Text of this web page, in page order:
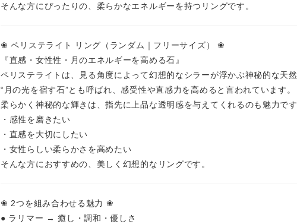
そんな方にぴったりの、柔らかなエネルギーを持つリングです。
❀ ペリステライト リング（ランダム｜フリーサイズ） ❀
『直感・女性性・月のエネルギーを高める石』
ペリステライトは、見る角度によって幻想的なシラーが浮かぶ神秘的な天
“月の光を宿す石”とも呼ばれ、感受性や直感力を高めると言われています。
柔らかく神秘的な輝きは、指先に上品な透明感を与えてくれるのも魅力で
・感性を磨きたい
・直感を大切にしたい
・女性らしい柔らかさを高めたい
そんな方におすすめの、美しく幻想的なリングです。
❀ 2つを組み合わせる魅力 ❀
● ラリマー → 癒し・調和・優しさ